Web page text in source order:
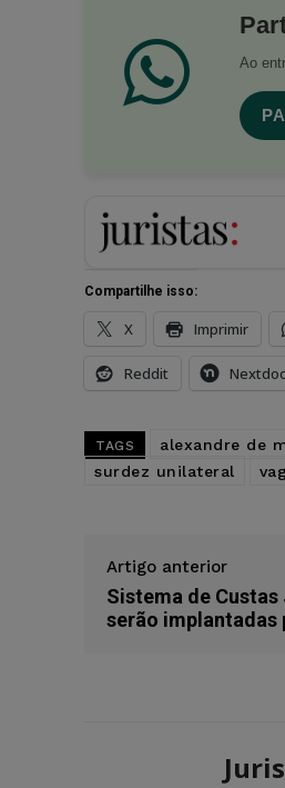
Ao
Compartilhe isso:
X Imprimir
Reddit
TAGS alexandre de
surdez unilateral
Artigo anterior
Sistema de
serão implantadas